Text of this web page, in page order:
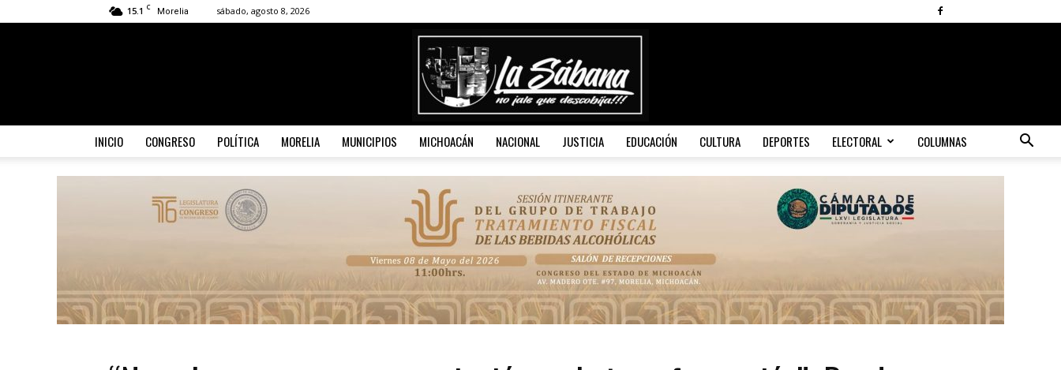
15.1 C Morelia sábado, agosto 8, 2026
Sábana
INICIO CONGRESO POLÍTICA MORELIA MUNICIPIOS MICHOACÁN NACIONAL JUSTICIA EDUCACIÓN CULTURA DEPORTES ELECTORAL COLUMNAS